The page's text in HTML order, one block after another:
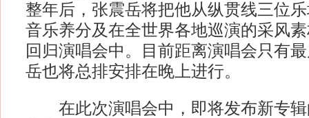
整年后，张震岳将把他从纵贯线三位
音乐养分及在全世界各地巡演的采风
回归演唱会中。目前距离演唱会只有
岳也将总排安排在晚上进行。
在此次演唱会中，即将发布新专辑